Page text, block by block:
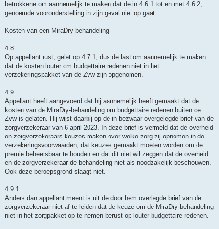
betrokkene om aannemelijk te maken dat de in 4.6.1 tot en met 4.6.2,
genoemde vooronderstelling in zijn geval niet op gaat.
Kosten van een MiraDry-behandeling
4.8.
Op appellant rust, gelet op 4.7.1, dus de last om aannemelijk te maken
dat de kosten louter om budgettaire redenen niet in het
verzekeringspakket van de Zvw zijn opgenomen.
4.9.
Appellant heeft aangevoerd dat hij aannemelijk heeft gemaakt dat de
kosten van de MiraDry-behandeling om budgettaire redenen buiten de
Zvw is gelaten. Hij wijst daarbij op de in bezwaar overgelegde brief van de
zorgverzekeraar van 6 april 2023. In deze brief is vermeld dat de overheid
en zorgverzekeraars keuzes maken over welke zorg zij opnemen in de
verzekeringsvoorwaarden, dat keuzes gemaakt moeten worden om de
premie beheersbaar te houden en dat dit niet wil zeggen dat de overheid
en de zorgverzekeraar de behandeling niet als noodzakelijk beschouwen.
Ook deze beroepsgrond slaagt niet.
4.9.1.
Anders dan appellant meent is uit de door hem overlegde brief van de
zorgverzekeraar niet af te leiden dat de keuze om de MiraDry-behandeling
niet in het zorgpakket op te nemen berust op louter budgettaire redenen.